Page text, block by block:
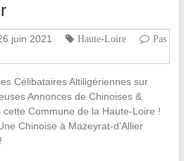
juin 2021 Haute-Loire
Pas
Célibataires Altiligériennes sur
Annonces de Chinoises &
cette Commune de la Haute-Loire !
Chinoise à Mazeyrat-d’Allier